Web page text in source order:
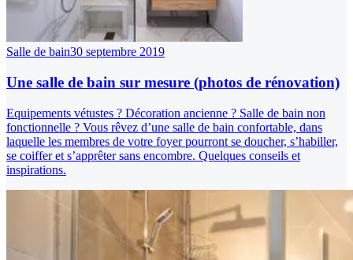
Salle de bain30 septembre 2019
Une salle de bain sur mesure (photos de rénovation)
Equipements vétustes ? Décoration ancienne ? Salle de bain non
fonctionnelle ? Vous rêvez d’une salle de bain confortable, dans
laquelle les membres de votre foyer pourront se doucher, s’habiller,
se coiffer et s’apprêter sans encombre. Quelques conseils et
inspirations.